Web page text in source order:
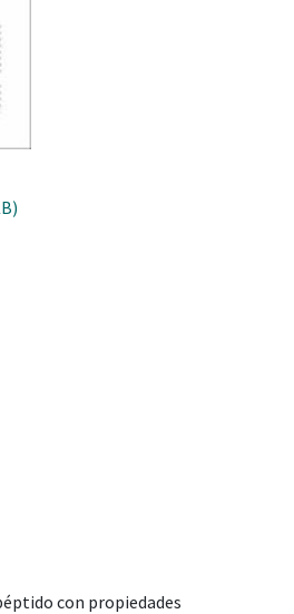
con propiedades